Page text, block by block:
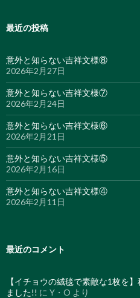
最近の投稿
意外と知らない吉祥文様⑧
2026年2月27日
意外と知らない吉祥文様⑦
2026年2月24日
意外と知らない吉祥文様⑥
2026年2月21日
意外と知らない吉祥文様⑤
2026年2月16日
意外と知らない吉祥文様④
2026年2月11日
最近のコメント
【イチョウの絨毯で素敵な1枚を
ました!! に Y・O より